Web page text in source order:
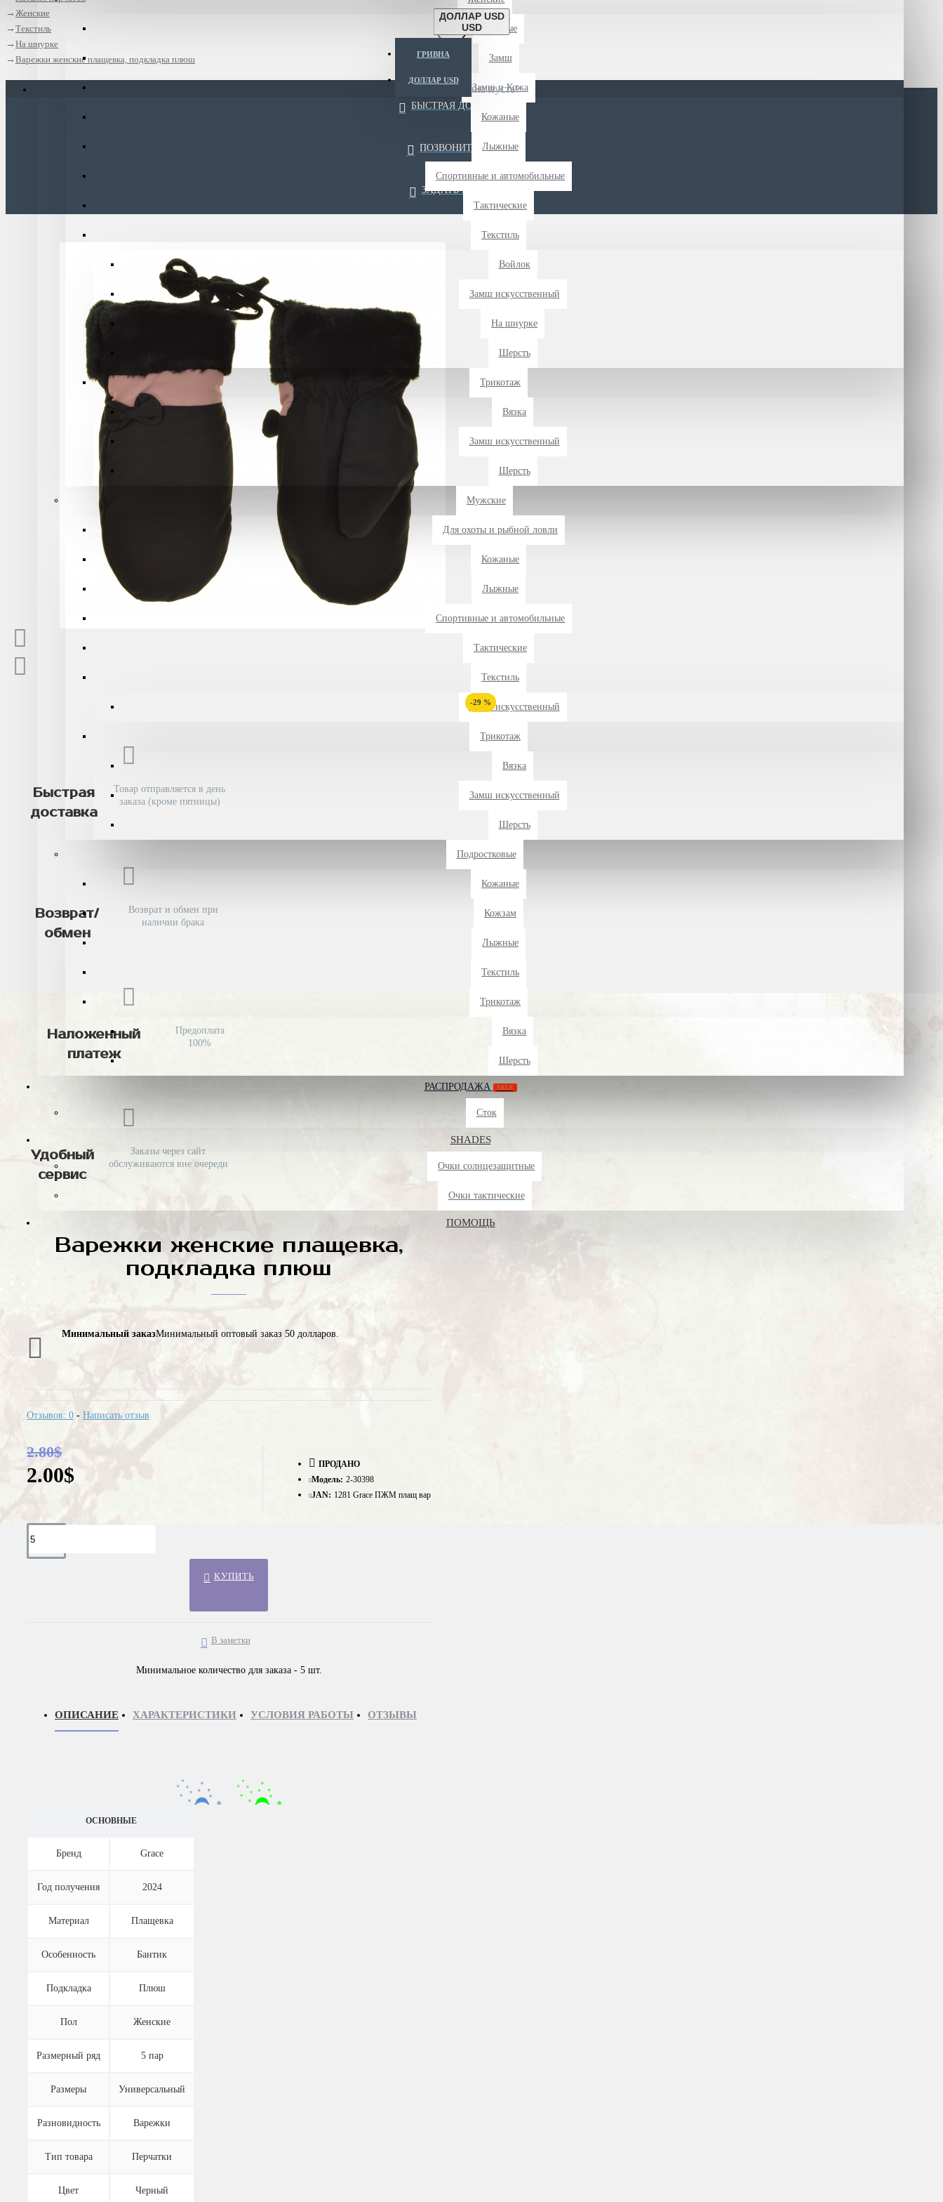
ДОЛЛАР USD
USD
ГРИВНА
ДОЛЛАР USD
Длиные
Замш
Замш и Кожа
Кожаные
Лыжные
Спортивные и автомобильные
Тактические
Текстиль
Войлок
Замш искусственный
На шнурке
Шерсть
Трикотаж
Вязка
Замш искусственный
Шерсть
Мужские
Для охоты и рыбной ловли
Кожаные
Лыжные
Спортивные и автомобильные
Тактические
Текстиль
Замш искусственный
Трикотаж
Вязка
Замш искусственный
Шерсть
Подростковые
Кожаные
Кожзам
Лыжные
Текстиль
Трикотаж
Вязка
Шерсть
РАСПРОДАЖА SALE
Сток
SHADES
Очки солнцезащитные
Очки тактические
ПОМОЩЬ
Ваша корзина пуста!
Женские
Текстиль
На шнурке
Варежки женские плащевка, подкладка плюш
БЫСТРАЯ ДОСТАВКА
ПОЗВОНИТЬ НАМ
ЗАДАТЬ ВОПРОС
-29 %
Быстрая
доставка
Товар отправляется в день
заказа (кроме пятницы)
Возврат/
обмен
Возврат и обмен при
наличии брака
Наложенный
платеж
Предоплата
100%
Удобный
сервис
Заказы через сайт
обслуживаются вне очереди
Варежки женские плащевка,
подкладка плюш
Минимальный заказМинимальный оптовый заказ 50 долларов.
Отзывов: 0 - Написать отзыв
2.80$
2.00$
ПРОДАНО
Модель: 2-30398
JAN: 1281 Grace ПЖМ плащ вар
КУПИТЬ
В заметки
Минимальное количество для заказа - 5 шт.
ОПИСАНИЕ ХАРАКТЕРИСТИКИ УСЛОВИЯ РАБОТЫ ОТЗЫВЫ
☃ ☃
ОСНОВНЫЕ
Бренд Grace
Год получения 2024
Материал Плащевка
Особенность Бантик
Подкладка Плюш
Пол Женские
Размерный ряд 5 пар
Размеры Универсальный
Разновидность Варежки
Тип товара Перчатки
Цвет Черный